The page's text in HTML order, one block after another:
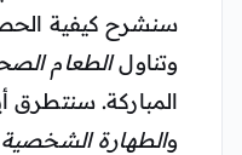
سنشرح كيفية
وتناولالطعام
المباركة. سنتطرق
والطهارة الشخصية